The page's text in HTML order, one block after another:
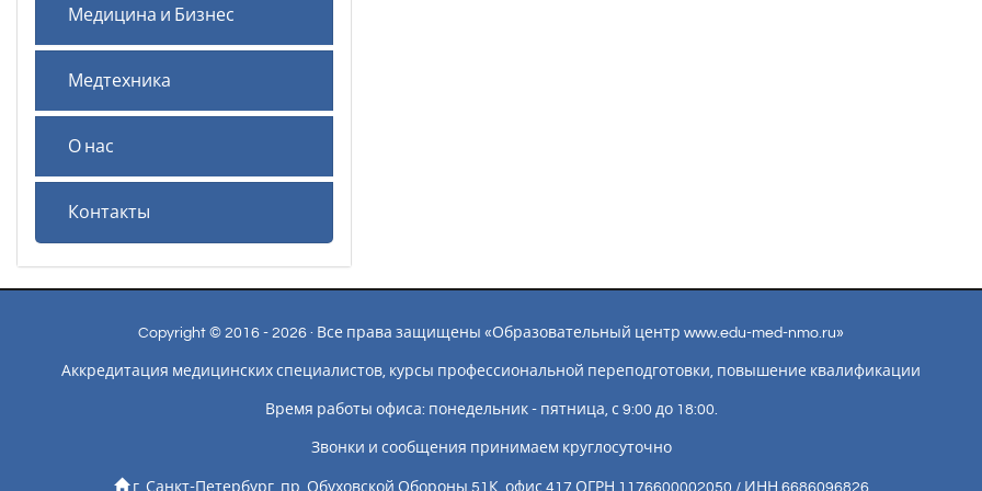
Медицина и Бизнес
Медтехника
О нас
Контакты
Copyright © 2016 - 2026 · Все права защищены «Образовательный центр www.edu-med-nmo.ru»
Аккредитация медицинских специалистов, курсы профессиональной переподготовки, повышение квалификации
Время работы офиса: понедельник - пятница, с 9:00 до 18:00.
Звонки и сообщения принимаем круглосуточно
г. Санкт-Петербург, пр. Обуховской Обороны 51К, офис 417 ОГРН 1176600002050 / ИНН 6686096826